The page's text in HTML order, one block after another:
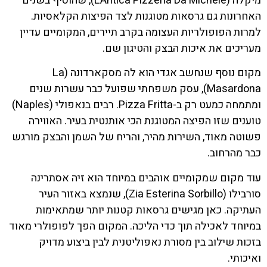
האחרונות גם גרסאות מטוגנות לצד הפיצות הקלאסיות.
למרות הפופולריות העצומה בקרב תיירים, המקומיים עדיין
מעריכים את איכות הבצק והטיגון שם.
מקום נוסף שנחשב אגדי הוא לה מסקארדונה (La
Masardona), עסק משפחתי שפועל כבר עשרות שנים
ומתמחה כמעט רק ב-Pizza Fritta. רבים בנאפולי (Naples)
טוענים שזו הפיצה המטוגנת הכי אותנטית בעיר. האווירה
פשוטה מאוד, השירות מהיר, והריח של השמן והבצק מורגש
כבר מהרחוב.
עוד מקום שמקומיים אוהבים במיוחד הוא זיה אסתרינה
סורבילו (Zia Esterina Sorbillo), שנמצא באזור העיר
העתיקה. כאן מגישים גרסאות קטנות יותר שמתאימות
במיוחד לאכילה תוך כדי הליכה. המקום הפך לפופולרי מאוד
בזכות שילוב בין מסורת נאפוליטנית לבין ביצוע מדויק
ואיכותי.